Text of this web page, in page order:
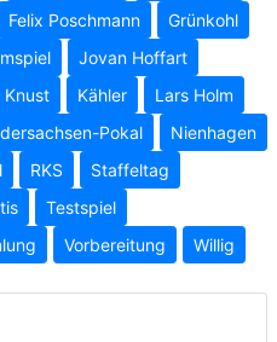
Felix Poschmann
Grünkohl
Jovan Hoffart
Knust Kähler
Lars Holm
Pokal
Nienhagen
RKS
Staffeltag
Testspiel
Vorbereitung Willig